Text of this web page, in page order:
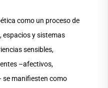
como un proceso de
espacios y sistemas
sensibles,
–afectivos,
se manifiesten como